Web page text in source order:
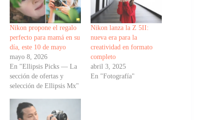
Nikon propone el regalo
perfecto para mamá en su
día, este 10 de mayo
mayo 8, 2026
En "Ellipsis Picks — La
sección de ofertas y
selección de Ellipsis Mx"
Nikon lanza la Z 5II:
nueva era para la
creatividad en formato
completo
abril 3, 2025
En "Fotografía"